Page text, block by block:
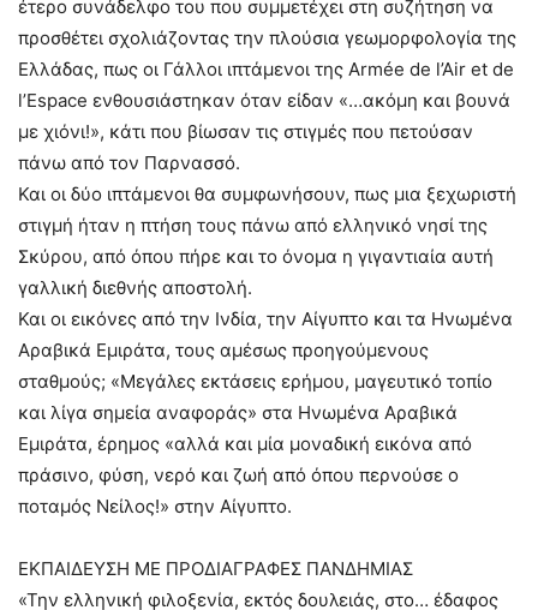
έτερο συνάδελφο του που συμμετέχει στη συζήτηση να
προσθέτει σχολιάζοντας την πλούσια γεωμορφολογία της
Ελλάδας, πως οι Γάλλοι ιπτάμενοι της Armée de l’Air et de
l’Espace ενθουσιάστηκαν όταν είδαν «…ακόμη και βουνά
με χιόνι!», κάτι που βίωσαν τις στιγμές που πετούσαν
πάνω από τον Παρνασσό.
Και οι δύο ιπτάμενοι θα συμφωνήσουν, πως μια ξεχωριστή
στιγμή ήταν η πτήση τους πάνω από ελληνικό νησί της
Σκύρου, από όπου πήρε και το όνομα η γιγαντιαία αυτή
γαλλική διεθνής αποστολή.
Και οι εικόνες από την Ινδία, την Αίγυπτο και τα Ηνωμένα
Αραβικά Εμιράτα, τους αμέσως προηγούμενους
σταθμούς; «Μεγάλες εκτάσεις ερήμου, μαγευτικό τοπίο
και λίγα σημεία αναφοράς» στα Ηνωμένα Αραβικά
Εμιράτα, έρημος «αλλά και μία μοναδική εικόνα από
πράσινο, φύση, νερό και ζωή από όπου περνούσε ο
ποταμός Νείλος!» στην Αίγυπτο.
ΕΚΠΑΙΔΕΥΣΗ ΜΕ ΠΡΟΔΙΑΓΡΑΦΕΣ ΠΑΝΔΗΜΙΑΣ
«Την ελληνική φιλοξενία, εκτός δουλειάς, στο… έδαφος